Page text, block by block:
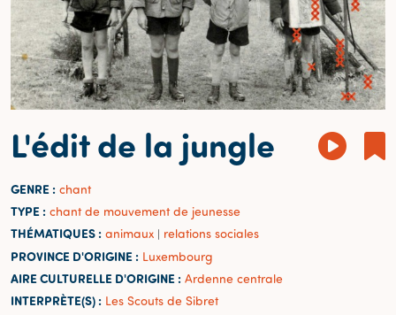
L'édit de la jungle
GENRE : chant
TYPE : chant de mouvement de jeunesse
THÉMATIQUES : animaux | relations sociales
PROVINCE D'ORIGINE : Luxembourg
AIRE CULTURELLE D'ORIGINE : Ardenne centrale
INTERPRÈTE(S) : Les Scouts de Sibret